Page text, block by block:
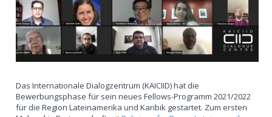
Das Internationale Dialogzentrum (KAICIID) hat die
Bewerbungsphase für sein neues Fellows-Programm 2021/2022
für die Region Lateinamerika und Karibik gestartet. Zum ersten